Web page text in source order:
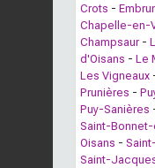
Crots -
Chapelle-en-
Champsaur -
d'Oisans - Le
Les Vigneaux
Prunières -
Puy-Sanières
Saint-
Oisans -
Saint-